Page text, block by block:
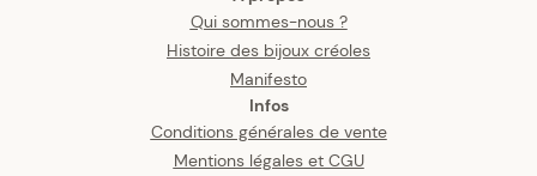
Qui sommes-nous ?
Histoire des bijoux créoles
Manifesto
Infos
Conditions générales de vente
Mentions légales et CGU